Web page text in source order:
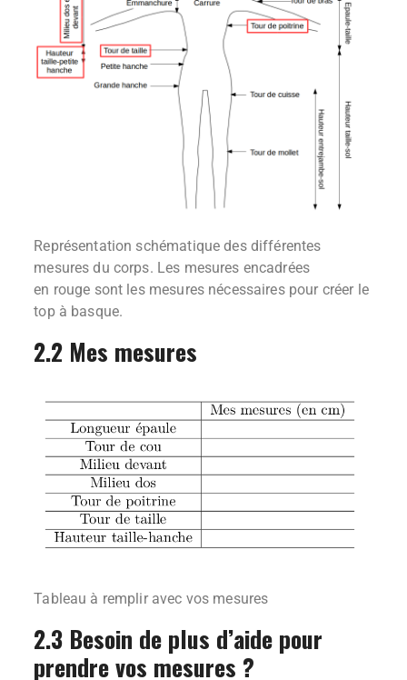
Représentation schématique des différentes
mesures du corps. Les mesures encadrées
en rouge sont les mesures nécessaires pour créer le
top à basque.
2.2 Mes mesures
Tableau à remplir avec vos mesures
2.3 Besoin de plus d’aide pour
prendre vos mesures ?